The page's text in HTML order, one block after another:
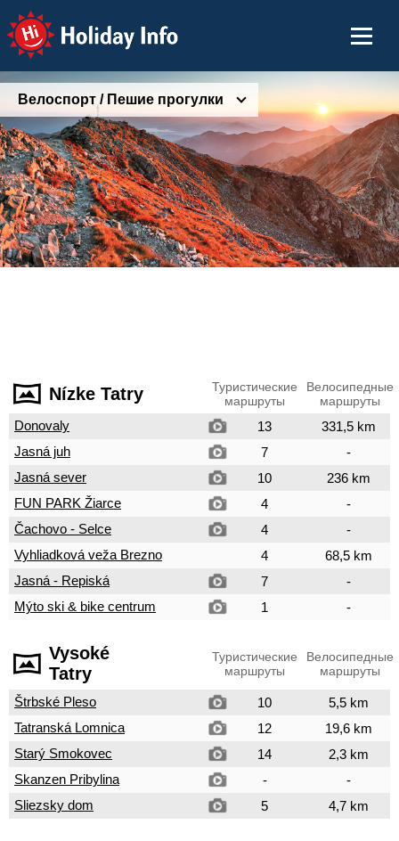
Holiday Info
Велоспорт / Пешие прогулки
Nízke Tatry
Туристические
маршруты
Велосипедные
маршруты
Donovaly 13
331,5 km
Jasná juh
7
-
Jasná sever
10
236 km
FUN PARK Žiarce
4
-
Čachovo - Selce
4
-
Vyhliadková veža Brezno
4
68,5 km
Jasná - Repiská
7
-
Mýto ski & bike centrum
1 -
Vysoké
Tatry
Туристические
маршруты
Велосипедные
маршруты
Štrbské Pleso 10
5,5 km
Tatranská Lomnica
12
19,6 km
Starý Smokovec
14
2,3 km
Skanzen Pribylina
-
-
Sliezsky dom
5 4,7 km